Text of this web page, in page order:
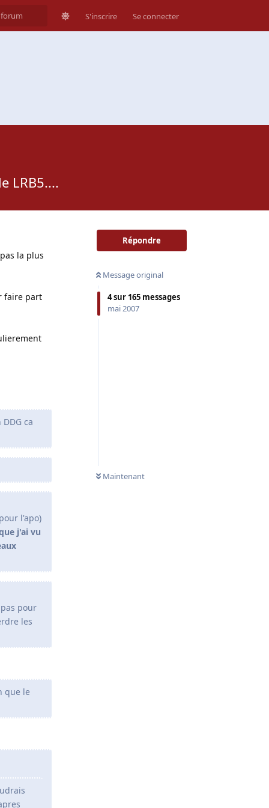
S'inscrire Se connecter
LRB5....
Répondre
Message original
4sur 165 messages
mai 2007
Maintenant
la plus
faire part
ca
l'apo)
j'ai vu
pour
les
que le